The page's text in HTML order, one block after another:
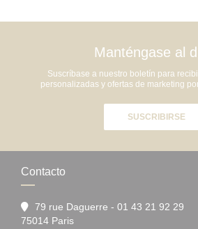
Manténgase al
Suscríbase a nuestro boletín para
personalizadas y ofertas de marketing
SUSCRIBIRSE
Contacto
79 rue Daguerre - 01 43 21 92 29
75014 Paris((abre en una nueva